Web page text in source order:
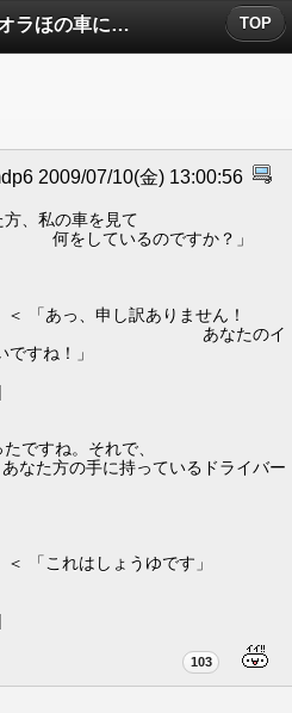
No.9494 オラほの車についたコメント TOP
2009/07/10(金) 13:00:56
私の車を見て
るのですか？」
訳ありません！
なたのイ
すね！」
すね。それで、
に持っているドライバー
ょうゆです」
103